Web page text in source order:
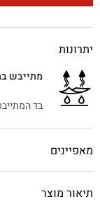
יתרונות
מתייבש
בד
מאפיינים
תיאור מוצר